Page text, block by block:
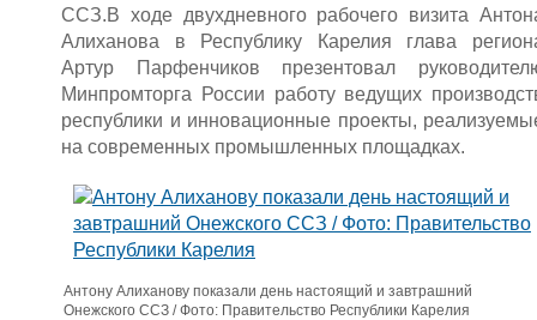
ССЗ.В ходе двухдневного рабочего визита
Алиханова в Республику Карелия глава
Артур Парфенчиков презентовал
Минпромторга России работу ведущих
республики и инновационные проекты,
на современных промышленных площадках.
Антону Алиханову показали день настоящий и завтрашний
Онежского ССЗ / Фото: Правительство Республики Карелия